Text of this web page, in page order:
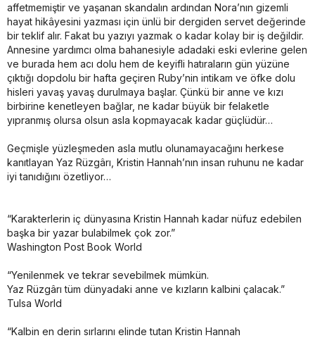
affetmemiştir ve yaşanan skandalın ardından Nora’nın gizemli
hayat hikâyesini yazması için ünlü bir dergiden servet değerinde
bir teklif alır. Fakat bu yazıyı yazmak o kadar kolay bir iş değildir.
Annesine yardımcı olma bahanesiyle adadaki eski evlerine gelen
ve burada hem acı dolu hem de keyifli hatıraların gün yüzüne
çıktığı dopdolu bir hafta geçiren Ruby’nin intikam ve öfke dolu
hisleri yavaş yavaş durulmaya başlar. Çünkü bir anne ve kızı
birbirine kenetleyen bağlar, ne kadar büyük bir felaketle
yıpranmış olursa olsun asla kopmayacak kadar güçlüdür…
Geçmişle yüzleşmeden asla mutlu olunamayacağını herkese
kanıtlayan Yaz Rüzgârı, Kristin Hannah’nın insan ruhunu ne kadar
iyi tanıdığını özetliyor…
“Karakterlerin iç dünyasına Kristin Hannah kadar nüfuz edebilen
başka bir yazar bulabilmek çok zor.”
Washington Post Book World
“Yenilenmek ve tekrar sevebilmek mümkün.
Yaz Rüzgârı tüm dünyadaki anne ve kızların kalbini çalacak.”
Tulsa World
“Kalbin en derin sırlarını elinde tutan Kristin Hannah